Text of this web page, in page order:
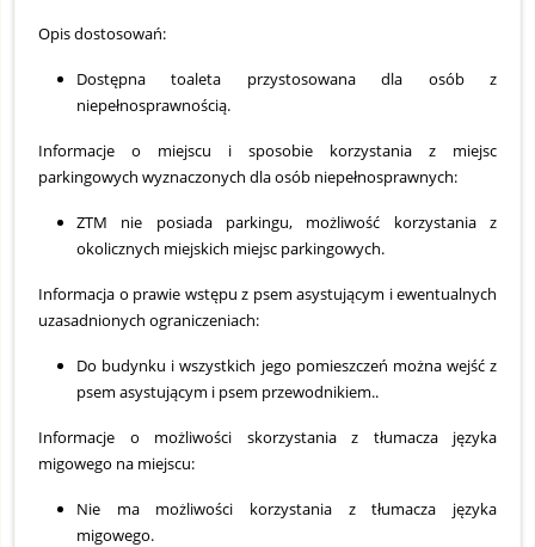
Opis dostosowań:
Dostępna toaleta przystosowana dla osób z
niepełnosprawnością.
Informacje o miejscu i sposobie korzystania z miejsc
parkingowych wyznaczonych dla osób niepełnosprawnych:
ZTM nie posiada parkingu, możliwość korzystania z
okolicznych miejskich miejsc parkingowych.
Informacja o prawie wstępu z psem asystującym i ewentualnych
uzasadnionych ograniczeniach:
Do budynku i wszystkich jego pomieszczeń można wejść z
psem asystującym i psem przewodnikiem..
Informacje o możliwości skorzystania z tłumacza języka
migowego na miejscu:
Nie ma możliwości korzystania z tłumacza języka
migowego.